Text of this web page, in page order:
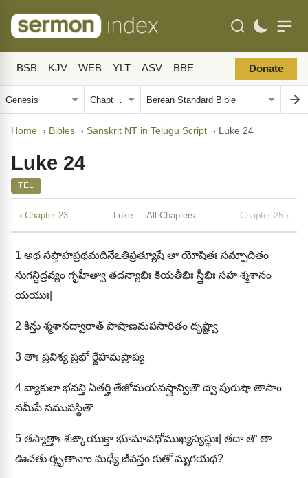
BSB KJV WEB YLT ASV BBE Donate
Home › Bibles › Sanskrit NT in Telugu Script › Luke 24
Luke 24
TEL
‹ Chapter 23 Luke — All Chapters Chapter 25 ›
1 అథ సప్తాహప్రథమదినేఽతిప్రత్యూషే తా యోషితః సమ్పాదితం
సుగన్ధిద్రవ్యం గృహీత్వా తదన్యాభిః కియతీభిః స్త్రీభిః సహ శ్మశానం
యయుః|
2 కిన్తు శ్మశానద్వారాత్ పాషాణమపసారితం దృష్ట్వా
3 తాః ప్రవిశ్య ప్రభో ర్దేహమప్రాప్య
4 వ్యాకులా భవన్తి ఏతర్హి తేజోమయవస్త్రాన్వితౌ ద్వౌ పురుషౌ తాసాం
సమీపే సముపస్థితౌ
5 తస్మాత్తాః శఙ్కాయుక్తా భూమావధోముఖ్యస్యస్థుః| తదా తౌ తా
ఊచతు ర్మృతానాం మధ్యే జీవన్తం కుతో మృగయథ?